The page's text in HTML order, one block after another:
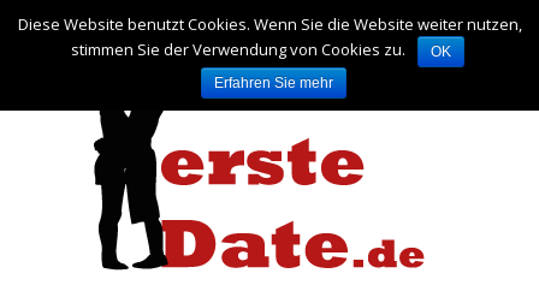
Diese Website benutzt Cookies. Wenn Sie die Website weiter nutzen,
stimmen Sie der Verwendung von Cookies zu.
OK
Erfahren Sie mehr